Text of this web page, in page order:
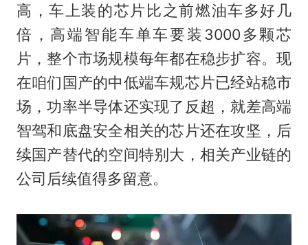
高，车上装的芯片比之前燃油车多好几
倍，高端智能车单车要装3000多颗芯
片，整个市场规模每年都在稳步扩容。现
在咱们国产的中低端车规芯片已经站稳市
场，功率半导体还实现了反超，就差高端
智驾和底盘安全相关的芯片还在攻坚，后
续国产替代的空间特别大，相关产业链的
公司后续值得多留意。